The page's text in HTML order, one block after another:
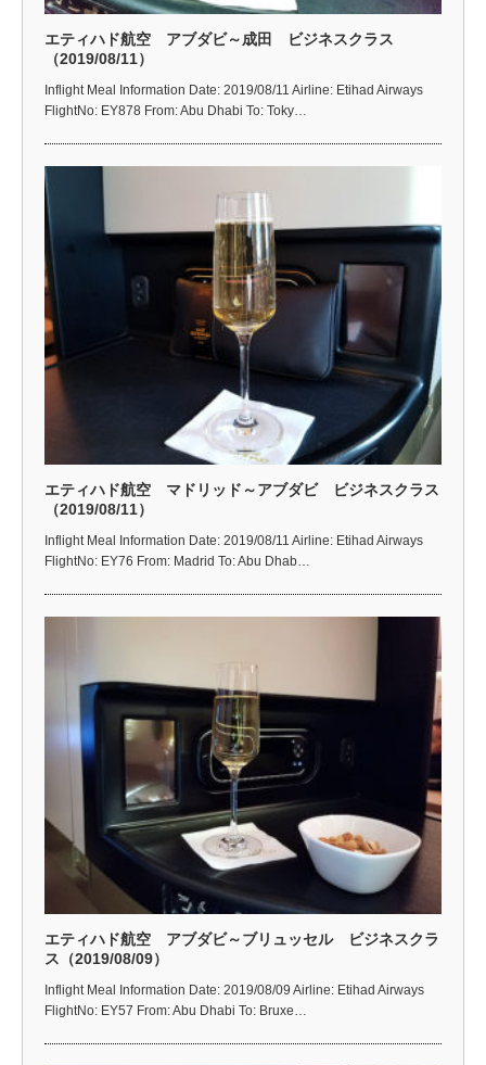
エティハド航空 アブダビ～成田 ビジネスクラス
（2019/08/11）
Inflight Meal Information Date: 2019/08/11 Airline: Etihad Airways
FlightNo: EY878 From: Abu Dhabi To: Toky…
エティハド航空 マドリッド～アブダビ ビジネスクラス
（2019/08/11）
Inflight Meal Information Date: 2019/08/11 Airline: Etihad Airways
FlightNo: EY76 From: Madrid To: Abu Dhab…
エティハド航空 アブダビ～ブリュッセル ビジネスクラ
ス（2019/08/09）
Inflight Meal Information Date: 2019/08/09 Airline: Etihad Airways
FlightNo: EY57 From: Abu Dhabi To: Bruxe…